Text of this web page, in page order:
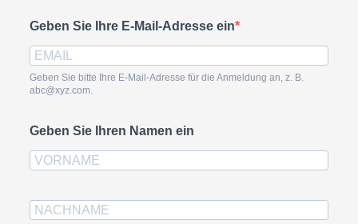
Geben Sie Ihre E-Mail-Adresse ein
Geben Sie bitte Ihre E-Mail-Adresse für die Anmeldung an, z. B.
abc@xyz.com.
Geben Sie Ihren Namen ein